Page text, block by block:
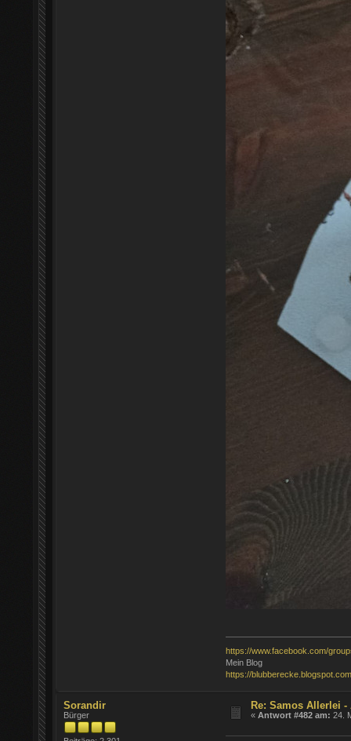
https://www.facebook.com/
Mein Blog
https://
Sorandir
Bürger
Re: Samos Allerlei -
«Antwort #482 am: 24.